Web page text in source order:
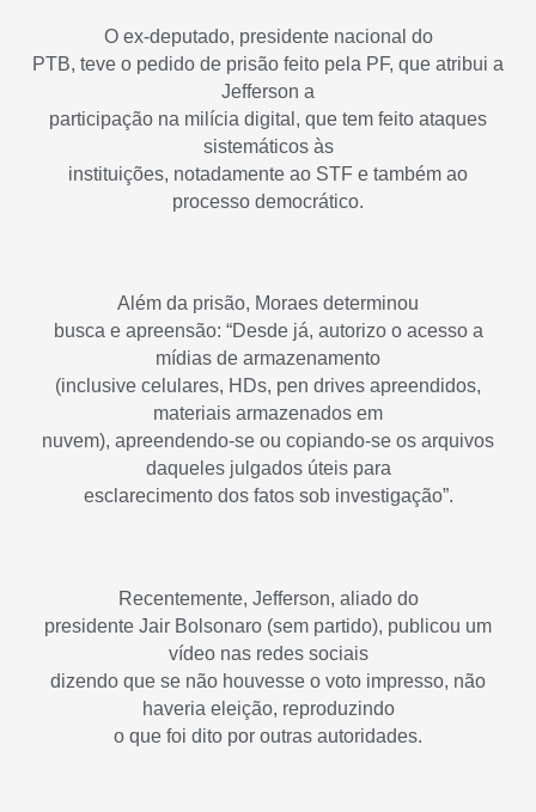
O ex-deputado, presidente nacional do
PTB, teve o pedido de prisão feito pela PF, que atribui a
Jefferson a
participação na milícia digital, que tem feito ataques
sistemáticos às
instituições, notadamente ao STF e também ao
processo democrático.
Além da prisão, Moraes determinou
busca e apreensão: “Desde já, autorizo o acesso a
mídias de armazenamento
(inclusive celulares, HDs, pen drives apreendidos,
materiais armazenados em
nuvem), apreendendo-se ou copiando-se os arquivos
daqueles julgados úteis para
esclarecimento dos fatos sob investigação”.
Recentemente, Jefferson, aliado do
presidente Jair Bolsonaro (sem partido), publicou um
vídeo nas redes sociais
dizendo que se não houvesse o voto impresso, não
haveria eleição, reproduzindo
o que foi dito por outras autoridades.